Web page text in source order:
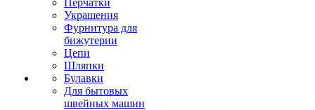
Перчатки
Украшения
Фурнитура для
бижутерии
Цепи
Шляпки
Булавки
Для бытовых
швейных машин